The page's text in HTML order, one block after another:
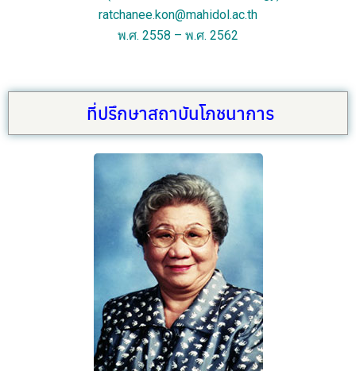
ratchanee.kon@mahidol.ac.th
พ.ศ. 2558 – พ.ศ. 2562
ที่ปรึกษาสถาบันโภชนาการ